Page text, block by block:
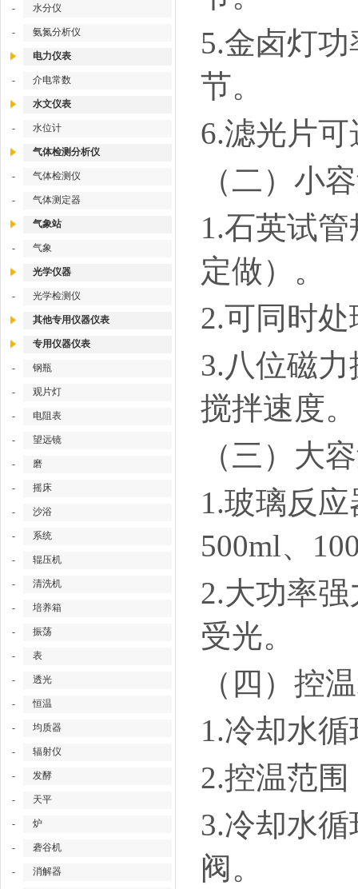
- 水分仪
- 氨氮分析仪
电力仪表
- 介电常数
水文仪表
- 水位计
气体检测分析仪
- 气体检测仪
- 气体测定器
气象站
- 气象
光学仪器
- 光学检测仪
其他专用仪器仪表
专用仪器仪表
- 钢瓶
- 观片灯
- 电阻表
- 望远镜
- 磨
- 摇床
- 沙浴
- 系统
- 辊压机
- 清洗机
- 培养箱
- 振荡
- 表
- 透光
- 恒温
- 均质器
- 辐射仪
- 发酵
- 天平
- 炉
- 砻谷机
- 消解器
5.金卤灯
节。
6.滤光片可
（二）小
1.石英试
定做）。
2.可同时
3.八位磁
搅拌速度。
（三）大
1.玻璃反
500ml、
2.大功率
受光。
（四）控
1.冷却水
2.控温范
3.冷却水
阀。